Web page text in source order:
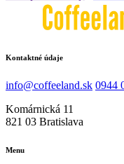
Kontaktné údaje
info@coffeeland.sk 0944
Komárnická 11
821 03 Bratislava
Menu